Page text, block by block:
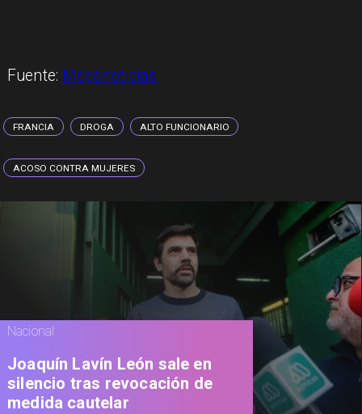
Fuente: Meganoticias
FRANCIA DROGA ALTO FUNCIONARIO
ACOSO CONTRA MUJERES
Nacional
Joaquín Lavín León sale en
silencio tras revocación de
medida cautelar